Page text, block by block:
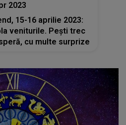
2023
15-16 aprilie 2023:
veniturile. Pești trec
cu multe surprize